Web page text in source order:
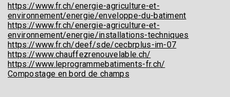
https://www.fr.ch/energie-agriculture-et-
environnement/energie/enveloppe-du-batiment
https://www.fr.ch/energie-agriculture-et-
environnement/energie/installations-techniques
https://www.fr.ch/deef/sde/cecbrplus-im-07
https://www.chauffezrenouvelable.ch/
https://www.leprogrammebatiments-fr.ch/
Compostage en bord de champs